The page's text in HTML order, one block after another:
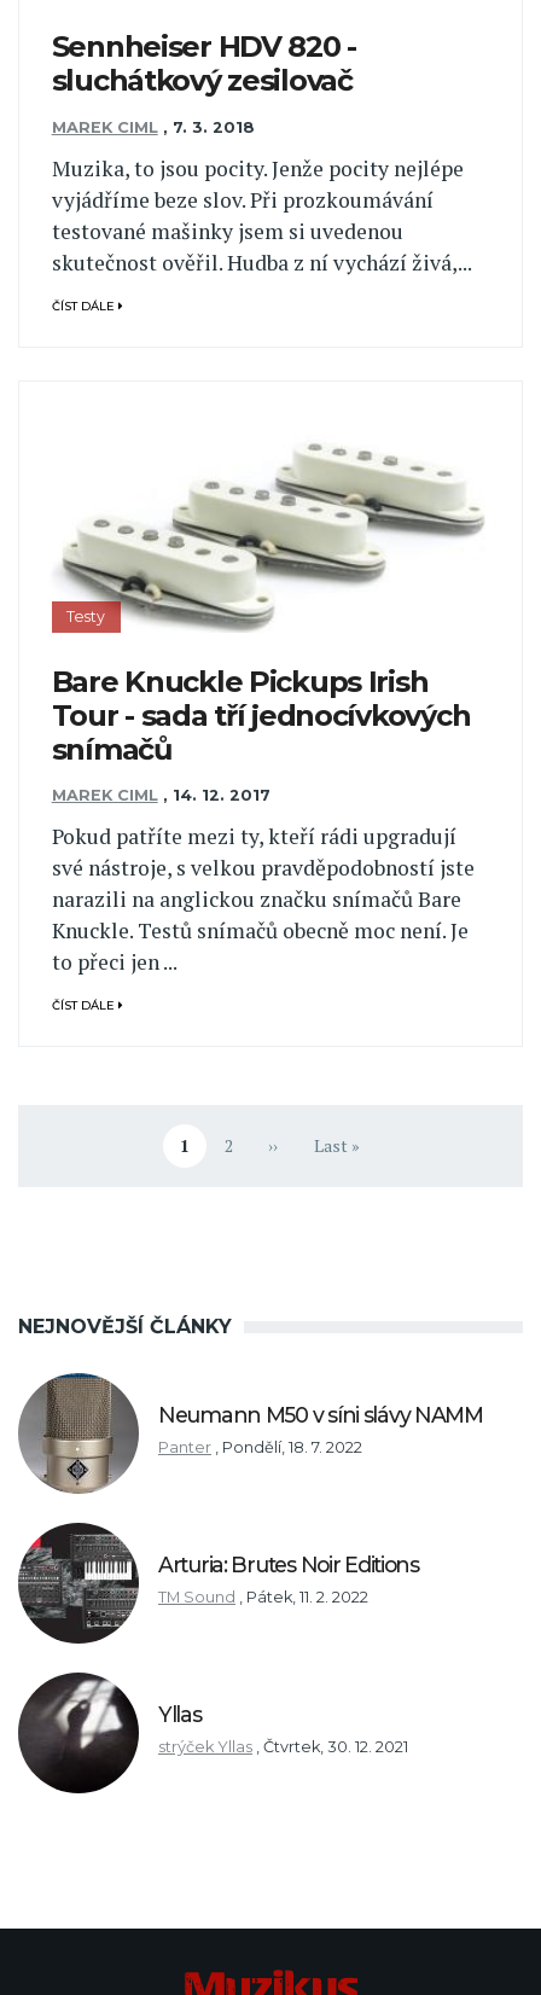
Sennheiser HDV 820 -
sluchátkový zesilovač
MAREK CIML , 7. 3. 2018
Muzika, to jsou pocity. Jenže pocity nejlépe
vyjádříme beze slov. Při prozkoumávání
testované mašinky jsem si uvedenou
skutečnost ověřil. Hudba z ní vychází živá,...
ČÍST DÁLE
Testy
Bare Knuckle Pickups Irish
Tour - sada tří jednocívkových
snímačů
MAREK CIML , 14. 12. 2017
Pokud patříte mezi ty, kteří rádi upgradují
své nástroje, s velkou pravděpodobností jste
narazili na anglickou značku snímačů Bare
Knuckle. Testů snímačů obecně moc není. Je
to přeci jen ...
ČÍST DÁLE
Aktuální stránka
1 Stránka
2 Následující stránka
›› Poslední stránka
Last »
NEJNOVĚJŠÍ ČLÁNKY
Neumann M50 v síni slávy NAMM
Panter Pondělí, 18. 7. 2022
Arturia: Brutes Noir Editions
TM Sound Pátek, 11. 2. 2022
Yllas
strýček Yllas Čtvrtek, 30. 12. 2021